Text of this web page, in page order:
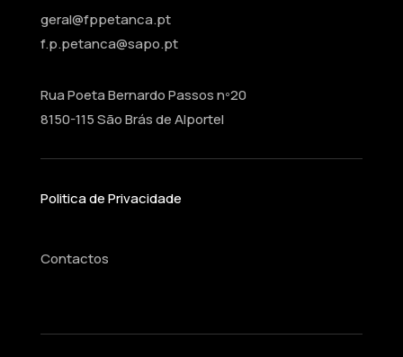
geral@fppetanca.pt
f.p.petanca@sapo.pt
Rua Poeta Bernardo Passos nº20
8150-115 São Brás de Alportel
Politica de Privacidade
Contactos